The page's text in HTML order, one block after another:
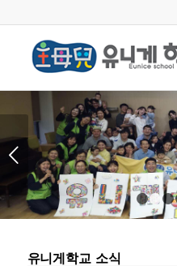
유니게학교 소식